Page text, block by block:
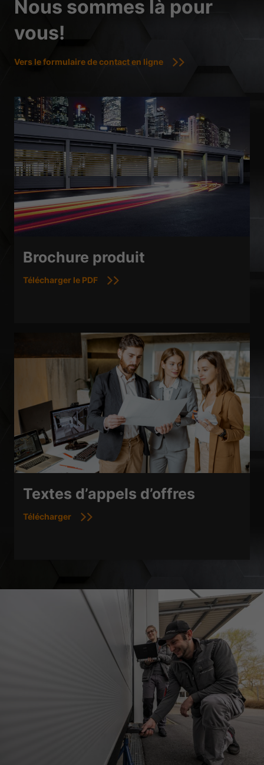
Nous sommes là pour
vous!
Vers le formulaire de contact en ligne
Brochure produit
Télécharger le PDF
Textes d’appels d’offres
Télécharger